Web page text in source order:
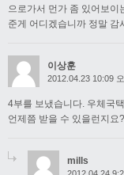
으로가서 먼가 좀 있어보이
준게 어디겠습니까 정말 감
이상훈
2012.04.23 10:09
4부를 보냈습니다. 우체국
언제쯤 받을 수 있을런지요?
mills
2012.04.24